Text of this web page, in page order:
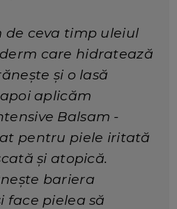
de ceva timp uleiul
care hidratează
și o lasă
aplicăm
Balsam -
pentru piele iritată
și atopică.
bariera
face pielea să